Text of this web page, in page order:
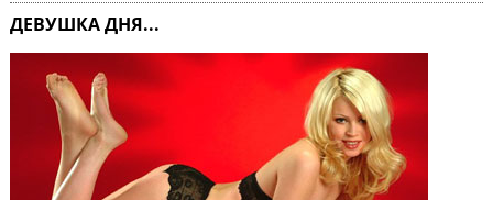
ДЕВУШКА ДНЯ...